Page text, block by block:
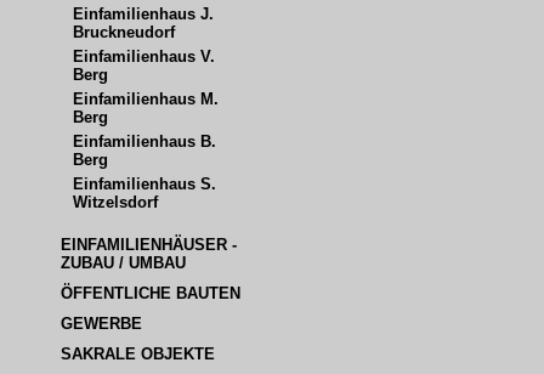
Einfamilienhaus J.
Bruckneudorf
Einfamilienhaus V.
Berg
Einfamilienhaus M.
Berg
Einfamilienhaus B.
Berg
Einfamilienhaus S.
Witzelsdorf
EINFAMILIENHÄUSER -
ZUBAU / UMBAU
ÖFFENTLICHE BAUTEN
GEWERBE
SAKRALE OBJEKTE